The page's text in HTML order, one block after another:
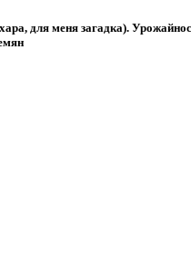
для меня загадка).